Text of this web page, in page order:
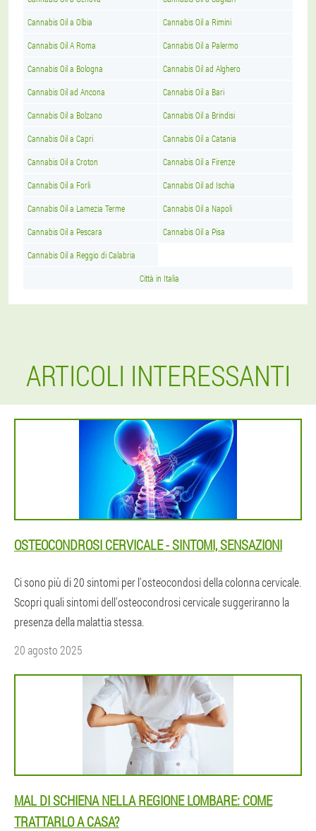
Cannabis Oil a Olbia Cannabis Oil a Rimini
Cannabis Oil A Roma Cannabis Oil a Palermo
Cannabis Oil a Bologna Cannabis Oil ad Alghero
Cannabis Oil ad Ancona Cannabis Oil a Bari
Cannabis Oil a Bolzano Cannabis Oil a Brindisi
Cannabis Oil a Capri Cannabis Oil a Catania
Cannabis Oil a Croton Cannabis Oil a Firenze
Cannabis Oil a Forli Cannabis Oil ad Ischia
Cannabis Oil a Lamezia Terme Cannabis Oil a Napoli
Cannabis Oil a Pescara Cannabis Oil a Pisa
Cannabis Oil a Reggio di Calabria
Città in Italia
ARTICOLI INTERESSANTI
OSTEOCONDROSI CERVICALE - SINTOMI, SENSAZIONI
Ci sono più di 20 sintomi per l'osteocondosi della colonna cervicale.
Scopri quali sintomi dell'osteocondrosi cervicale suggeriranno la
presenza della malattia stessa.
20 agosto 2025
MAL DI SCHIENA NELLA REGIONE LOMBARE: COME
TRATTARLO A CASA?